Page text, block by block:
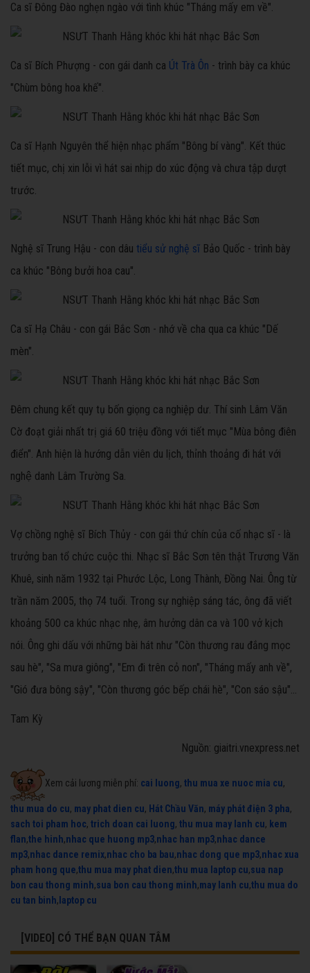
Ca sĩ Đông Đào nghẹn ngào với tình khúc "Tháng mấy em về".
Ca sĩ Bích Phượng - con gái danh ca Út Trà Ôn - trình bày ca khúc
"Chùm bông hoa khế".
Ca sĩ Hạnh Nguyên thể hiện nhạc phẩm "Bông bí vàng". Kết thúc
tiết mục, chị xin lỗi vì hát sai nhịp do xúc động và chưa tập dượt
trước.
Nghệ sĩ Trung Hậu - con dâu tiểu sử nghệ sĩ Bảo Quốc - trình bày
ca khúc "Bông bưởi hoa cau".
Ca sĩ Hạ Châu - con gái Bắc Sơn - nhớ về cha qua ca khúc "Dế
mèn".
Đêm chung kết quy tụ bốn giọng ca nghiệp dư. Thí sinh Lâm Văn
Cờ đoạt giải nhất trị giá 60 triệu đồng với tiết mục "Mùa bông điên
điển". Anh hiện là hướng dẫn viên du lịch, thỉnh thoảng đi hát với
nghệ danh Lâm Trường Sa.
Vợ chồng nghệ sĩ Bích Thủy - con gái thứ chín của cố nhạc sĩ - là
trưởng ban tổ chức cuộc thi. Nhạc sĩ Bắc Sơn tên thật Trương Văn
Khuê, sinh năm 1932 tại Phước Lộc, Long Thành, Đồng Nai. Ông từ
trần năm 2005, thọ 74 tuổi. Trong sự nghiệp sáng tác, ông đã viết
khoảng 500 ca khúc nhạc nhẹ, âm hưởng dân ca và 100 vở kịch
nói. Ông ghi dấu với những bài hát như "Còn thương rau đắng mọc
sau hè", "Sa mưa giông", "Em đi trên cỏ non", "Tháng mấy anh về",
"Gió đưa bông sậy", "Còn thương góc bếp chái hè", "Con sáo sậu"...
Tam Kỳ
Nguồn: giaitri.vnexpress.net
Xem cải lương miễn phí: cai luong, thu mua xe nuoc mia cu,
thu mua do cu, may phat dien cu, Hát Chầu Văn, máy phát điện 3 pha,
sach toi pham hoc, trich doan cai luong, thu mua may lanh cu, kem
flan,the hinh,nhac que huong mp3,nhac han mp3,nhac dance
mp3,nhac dance remix,nhac cho ba bau,nhac dong que mp3,nhac xua
pham hong que,thu mua may phat dien,thu mua laptop cu,sua nap
bon cau thong minh,sua bon cau thong minh,may lanh cu,thu mua do
cu tan binh, laptop cu
[VIDEO] CÓ THỂ BẠN QUAN TÂM